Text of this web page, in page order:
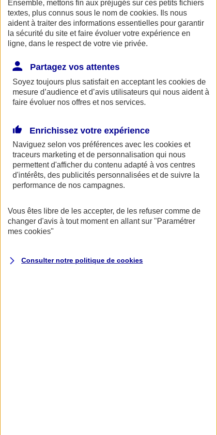
AXA Entraide met à votre disposition, ainsi qu'à celle de vos
proches une ligne de soutien psychologique. Ce service gratuit est
accessible 24h/24 au 0800 77 88 95.
Espace Client
Fermer le bandeau d'alerte
Ensemble, mettons fin aux préjugés sur ces petits fichiers
textes, plus connus sous le nom de cookies. Ils nous
aident à traiter des informations essentielles pour garantir
la sécurité du site et faire évoluer votre expérience en
ligne, dans le respect de votre vie privée.
Partagez vos attentes
Soyez toujours plus satisfait en acceptant les cookies de
mesure d’audience et d’avis utilisateurs qui nous aident à
faire évoluer nos offres et nos services.
Enrichissez votre expérience
Naviguez selon vos préférences avec les cookies et
traceurs marketing et de personnalisation qui nous
permettent d'afficher du contenu adapté à vos centres
d'intérêts, des publicités personnalisées et de suivre la
performance de nos campagnes.
Vous êtes libre de les accepter, de les refuser comme de
changer d'avis à tout moment en allant sur "Paramétrer
mes cookies"
Consulter notre politique de cookies